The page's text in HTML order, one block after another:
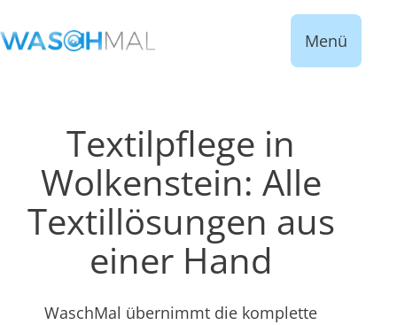
Menü
Textilpflege in
Wolkenstein: Alle
Textillösungen aus
einer Hand
WaschMal übernimmt die komplette